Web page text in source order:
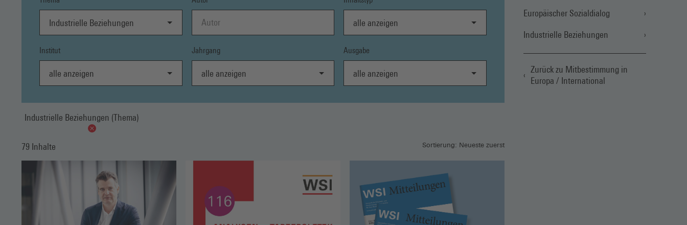
Industrielle Beziehungen alle anzeigen
Institut
alle anzeigen
Jahrgang
alle anzeigen
Ausgabe
alle anzeigen
Industrielle Beziehungen (Thema)
79 Inhalte Sortierung: Neueste zuerst
Europäischer Sozialdialog
Industrielle Beziehungen
Zurück zu Mitbestimmung in
Europa / International